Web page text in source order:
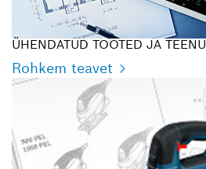
ÜHENDATUD TOOTED JA
Rohkem teavet